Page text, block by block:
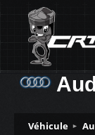
Véhicule